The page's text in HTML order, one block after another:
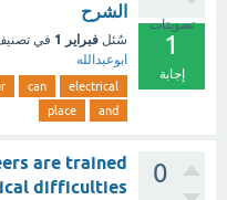
تصويتات
1
إجابة
الشرح
سُئل فبراير 1 في
ابوعبدالله
electrical
can
and
place
0
are trained
difficulties